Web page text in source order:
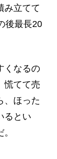
み立てて
後最長20
くなるの
慌てて売
、ほった
るとい